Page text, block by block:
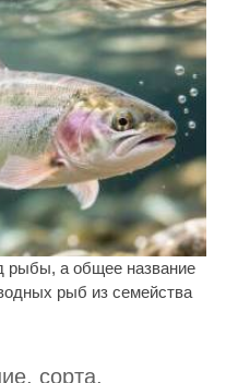
рыбы, а общее название
рыб из семейства
сорта,